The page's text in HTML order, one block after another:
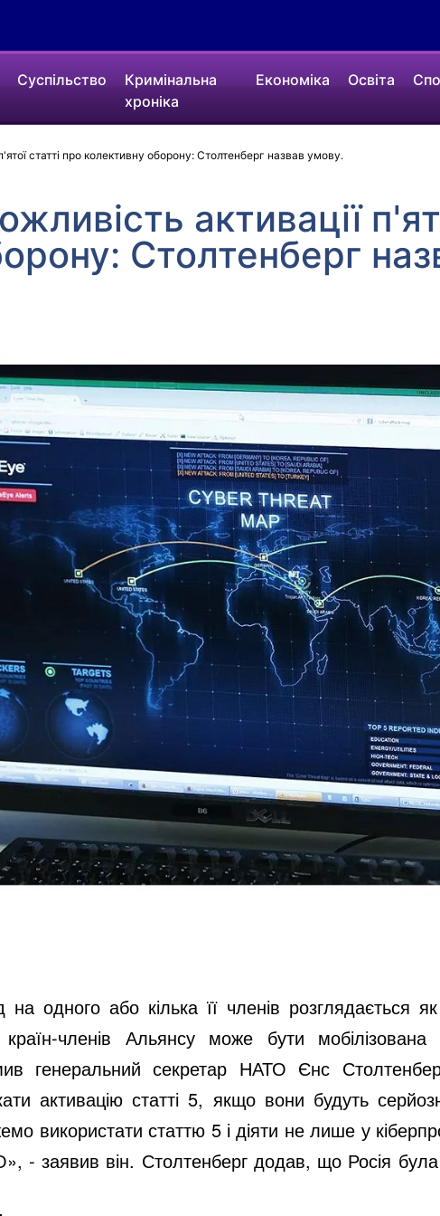
Суспільство
Кримінальна
хроніка
Економіка Освіта
статті про колективну оборону: Столтенберг назвав умову.
активації
Столтенберг
одного або кілька її членів розглядається
країн-членів Альянсу може бути
генеральний секретар НАТО Єнс
активацію статті 5, якщо вони будуть
використати статтю 5 і діяти не лише у
- заявив він. Столтенберг додав, що Росія